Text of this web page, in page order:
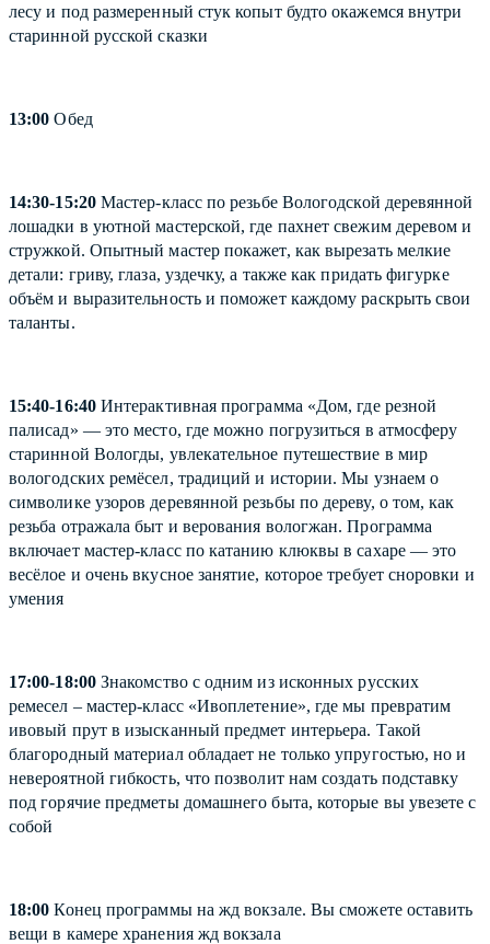
лесу и под размеренный стук копыт будто окажемся внутри
старинной русской сказки
13:00 Обед
14:30-15:20Мастер-класс по резьбе Вологодской деревянной
лошадки в уютной мастерской, где пахнет свежим деревом и
стружкой. Опытный мастер покажет, как вырезать мелкие
детали: гриву, глаза, уздечку, а также как придать фигурке
объём и выразительность и поможет каждому раскрыть свои
таланты.
15:40-16:40Интерактивная программа «Дом, где резной
палисад» — это место, где можно погрузиться в атмосферу
старинной Вологды, увлекательное путешествие в мир
вологодских ремёсел, традиций и истории. Мы узнаем о
символике узоров деревянной резьбы по дереву, о том, как
резьба отражала быт и верования вологжан. Программа
включает мастер-класс по катанию клюквы в сахаре — это
весёлое и очень вкусное занятие, которое требует сноровки и
умения
17:00-18:00Знакомство с одним из исконных русских
ремесел – мастер-класс «Ивоплетение», где мы превратим
ивовый прут в изысканный предмет интерьера. Такой
благородный материал обладает не только упругостью, но и
невероятной гибкость, что позволит нам создать подставку
под горячие предметы домашнего быта, которые вы увезете с
собой
18:00 Конец программы на жд вокзале. Вы сможете оставить
вещи в камере хранения жд вокзала